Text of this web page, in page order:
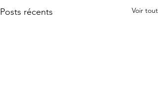
Posts récents Voir tout